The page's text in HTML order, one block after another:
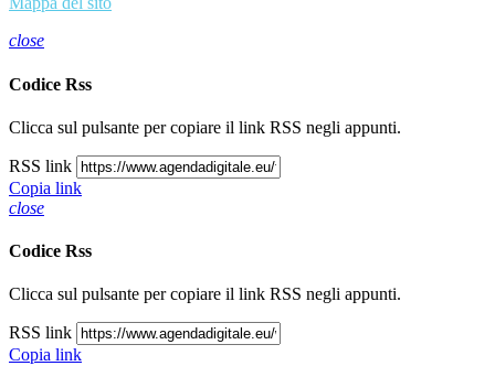
close
Codice Rss
Clicca sul pulsante per copiare il link RSS negli appunti.
RSS link
Copia link
close
Codice Rss
Clicca sul pulsante per copiare il link RSS negli appunti.
RSS link
Copia link